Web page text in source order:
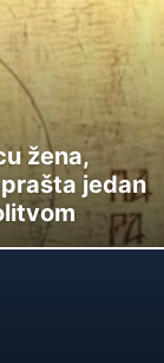
žena,
jedan